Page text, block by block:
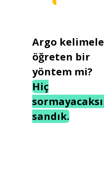
Argo
öğreten bir
yöntem mi?
Hiç
sandık.